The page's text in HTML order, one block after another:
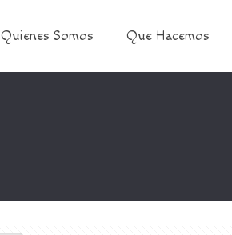
Quienes Somos Que Hacemos